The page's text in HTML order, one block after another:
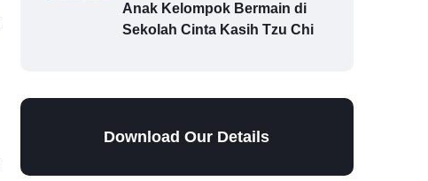
Anak Kelompok Bermain di
Sekolah Cinta Kasih Tzu Chi
Download Our Details